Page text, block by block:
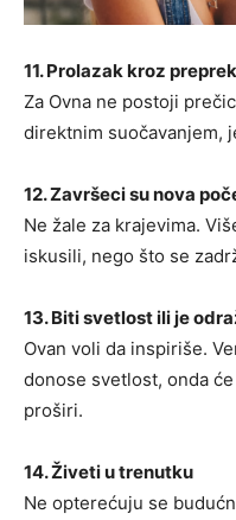
11. Prolazak kroz
Za Ovna ne postoji
direktnim suočavanjem,
12. Završeci su nova
Ne žale za krajevima.
iskusili, nego što se
13. Biti svetlost ili je
Ovan voli da inspiriše.
donose svetlost, onda
proširi.
14. Živeti u trenutku
Ne opterećuju se